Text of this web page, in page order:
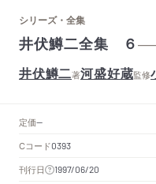
シリーズ・全集
井伏鱒二全集 ６——
井伏鱒二著河盛好蔵監修
定価--
Cコード0393
刊行日
1997/06/20